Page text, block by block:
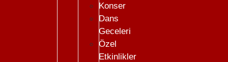
Konser
Dans
Geceleri
Özel
Etkinlikler